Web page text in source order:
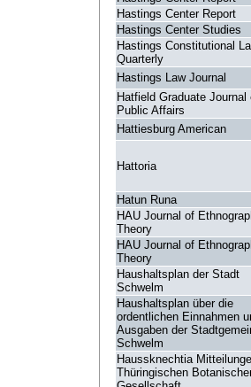
Hastings Center Report
Hastings Center Studies
Hastings Constitutional
Quarterly
Hastings Law Journal
Hatfield Graduate Journal
Public Affairs
Hattiesburg American
Hattoria
Hatun Runa
HAU Journal of
Theory
HAU Journal of
Theory
Haushaltsplan der Stadt
Schwelm
Haushaltsplan über die
ordentlichen Einnahmen
Ausgaben der
Schwelm
Haussknechtia
Thüringischen